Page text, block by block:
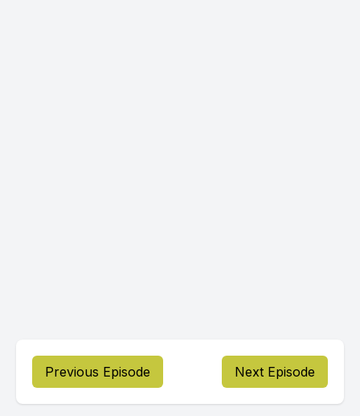
Previous Episode Next Episode